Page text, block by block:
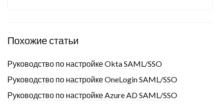
Похожие статьи
Руководство по настройке Okta SAML/SSO
Руководство по настройке OneLogin SAML/SSO
Руководство по настройке Azure AD SAML/SSO